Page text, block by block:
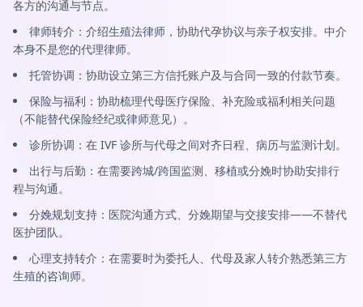
各方的沟通与节点。
律师转介：介绍生殖法律师，协助代孕协议与亲子权安排。中介
本身不是您的代理律师。
托管协调：协助设立第三方信托账户及与合同一致的付款节奏。
保险与福利：协助梳理代母医疗保险、补充险或福利相关问题
（不能替代保险经纪或律师意见）。
诊所协调：在 IVF 诊所与代母之间对齐日程、病历与监测计划。
出行与后勤：在需要跨城/跨国监测、移植或分娩时协助安排行
程与沟通。
分娩规划支持：医院沟通方式、分娩期望与交接安排——不替代
医护团队。
心理支持转介：在需要时为委托人、代母及家人转介熟悉第三方
生殖的咨询师。